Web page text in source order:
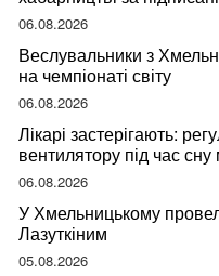
06.08.2026
Веслувальники з
на чемпіонаті світу
06.08.2026
Лікарі застерігають:
вентилятору під час
ваше здоров’я
06.08.2026
У Хмельницькому
Лазуткіним
05.08.2026